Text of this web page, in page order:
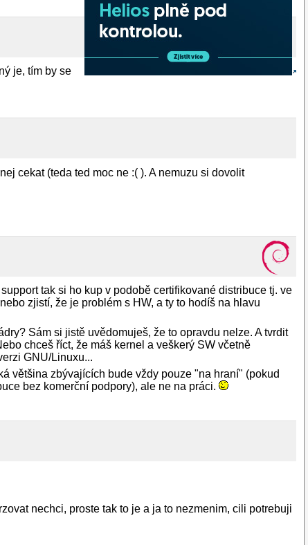
je, tím by se
cekat (teda ted moc ne :( ). A nemuzu si dovolit
tak si ho kup v podobě certifikované distribuce tj. ve
zjistí, že je problém s HW, a ty to hodíš na hlavu
Sám si jistě uvědomuješ, že to opravdu nelze. A tvrdit
chceš říct, že máš kernel a veškerý SW včetně
GNU/Linuxu...
většina zbývajících bude vždy pouze "na hraní" (pokud
bez komerční podpory), ale ne na práci.
nechci, proste tak to je a ja to nezmenim, cili potrebuji